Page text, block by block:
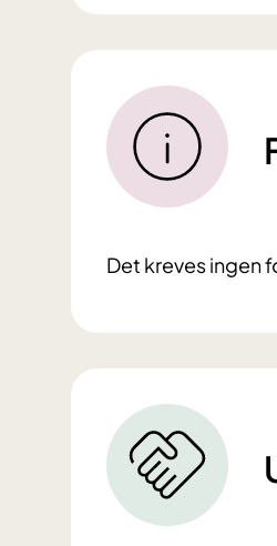
Det kreves ingen